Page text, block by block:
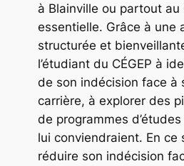
à Blainville ou partout
essentielle. Grâce à une
structurée et
l’étudiant du CÉGEP à
de son indécision face à
carrière, à explorer des
de programmes
lui conviendraient. En ce
réduire son indécision